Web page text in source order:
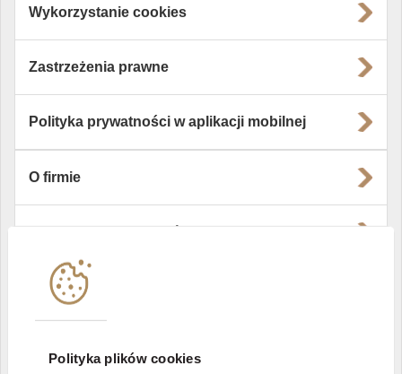
Polityka plików cookies
Wykorzystanie cookies
Zastrzeżenia prawne
Polityka prywatności w aplikacji mobilnej
O firmie
Instytucje współpracujące